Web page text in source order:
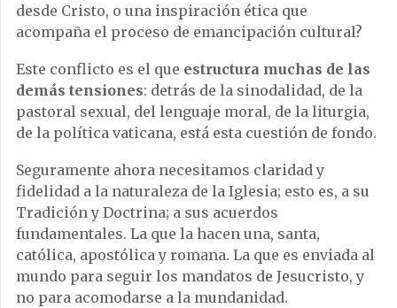
desde Cristo, o una inspiración ética que
acompaña el proceso de emancipación cultural?
Este conflicto es el que estructura muchas de las
demás tensiones: detrás de la sinodalidad, de la
pastoral sexual, del lenguaje moral, de la liturgia,
de la política vaticana, está esta cuestión de fondo.
Seguramente ahora necesitamos claridad y
fidelidad a la naturaleza de la Iglesia; esto es, a su
Tradición y Doctrina; a sus acuerdos
fundamentales. La que la hacen una, santa,
católica, apostólica y romana. La que es enviada al
mundo para seguir los mandatos de Jesucristo, y
no para acomodarse a la mundanidad.